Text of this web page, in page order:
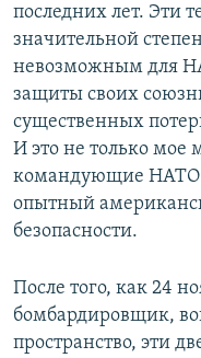
последних лет. Эти
значительной
невозможным для
защиты своих
существенных
И это не только мое
командующие
опытный
безопасности.
После того, как 24
бомбардировщик,
пространство, эти